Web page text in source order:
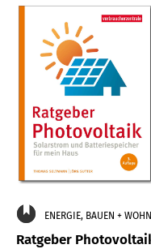
ENERGIE, BAUEN +
Ratgeber